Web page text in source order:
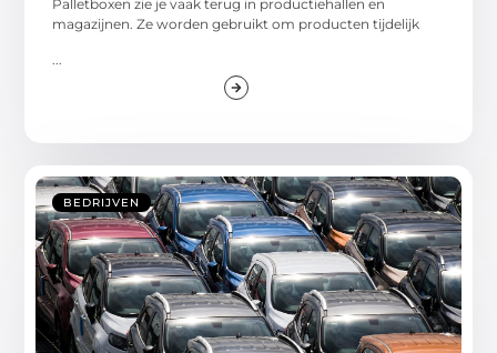
Palletboxen zie je vaak terug in productiehallen en
magazijnen. Ze worden gebruikt om producten tijdelijk
...
BEDRIJVEN